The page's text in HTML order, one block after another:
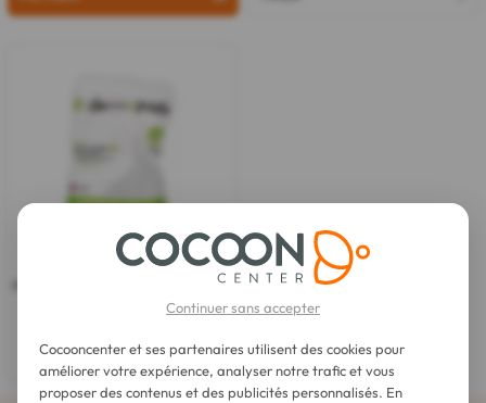
Dermopads
Pads Rectangles de Coton Bio 180
3,60 €
Continuer sans accepter
Cocooncenter et ses partenaires utilisent des cookies pour
améliorer votre expérience, analyser notre trafic et vous
proposer des contenus et des publicités personnalisés. En